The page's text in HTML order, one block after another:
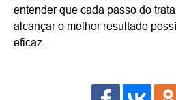
entender que cada passo do
alcançar o melhor resultado
eficaz.